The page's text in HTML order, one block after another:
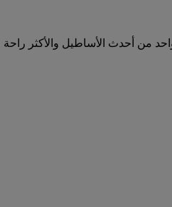
من أحدث الأساطيل والأكثر راحة